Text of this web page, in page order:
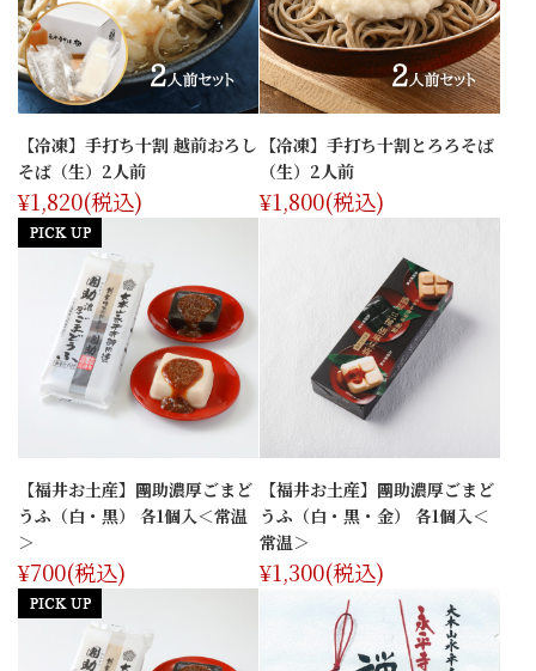
【冷凍】手打ち十割 越前おろし
そば（生）2人前
¥1,820(税込)
【冷凍】手打ち十割とろろそば
（生）2人前
¥1,800(税込)
【福井お土産】團助濃厚ごまど
うふ（白・黒） 各1個入＜常温
＞
¥700(税込)
【福井お土産】團助濃厚ごまど
うふ（白・黒・金） 各1個入＜
常温＞
¥1,300(税込)